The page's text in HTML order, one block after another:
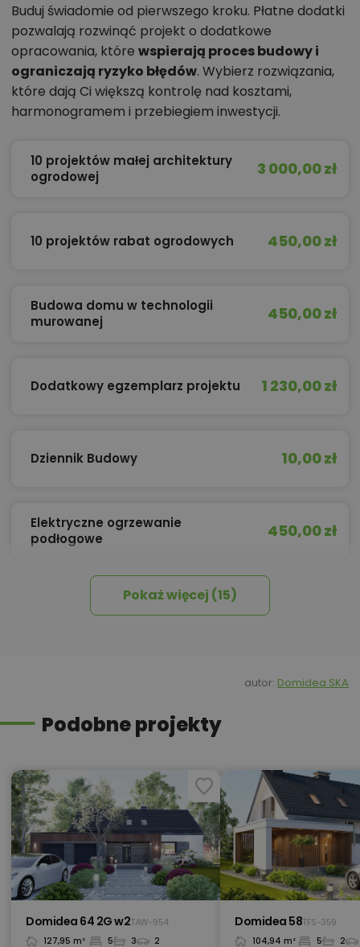
Buduj świadomie od pierwszego kroku. Płatne dodatki
pozwalają rozwinąć projekt o dodatkowe
opracowania, które wspierają proces budowy i
ograniczają ryzyko błędów. Wybierz rozwiązania,
które dają Ci większą kontrolę nad kosztami,
harmonogramem i przebiegiem inwestycji.
10 projektów małej architektury
ogrodowej
3 000,00 zł
10 projektów rabat ogrodowych 450,00 zł
Budowa domu w technologii
murowanej
450,00 zł
Dodatkowy egzemplarz projektu 1 230,00 zł
Dziennik Budowy 10,00 zł
Elektryczne ogrzewanie
podłogowe
450,00 zł
Izolacja celulozowa
1 230,00 zł
Kredyt hipoteczny z operatem za
Okna, żaluzje, rolety 450,00 zł
Pakiet umów i wniosków 450,00 zł
Pokaż więcej (15)
autor: Domidea SKA
Podobne projekty
Domidea 64 2G w2TAW-954
127,95 m² 5 3 2
Domidea 58TFS-359
104,94 m² 5 2